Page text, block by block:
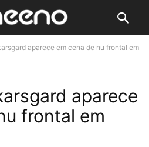
aparece em cena de nu frontal em
aparece
frontal em